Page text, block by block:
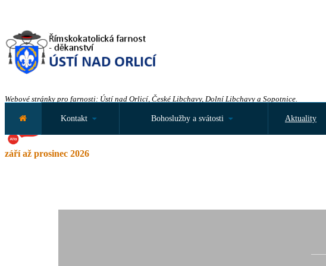
Webové stránky pro farnosti: Ústí nad Orlicí, České Libchavy, Dolní Libchavy a Sopotnice.
září až prosinec 2026
Kontakt Bohoslužby a svátosti Aktuality